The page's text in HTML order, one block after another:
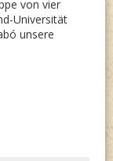
von vier
Universität
unsere